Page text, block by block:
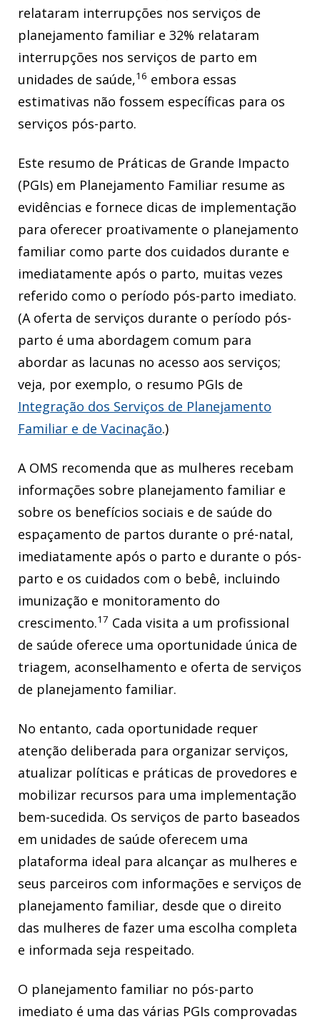
relataram interrupções nos serviços de
planejamento familiar e 32% relataram
interrupções nos serviços de parto em
unidades de saúde,16 embora essas
estimativas não fossem específicas para os
serviços pós-parto.
Este resumo de Práticas de Grande Impacto
(PGIs) em Planejamento Familiar resume as
evidências e fornece dicas de implementação
para oferecer proativamente o planejamento
familiar como parte dos cuidados durante e
imediatamente após o parto, muitas vezes
referido como o período pós-parto imediato.
(A oferta de serviços durante o período pós-
parto é uma abordagem comum para
abordar as lacunas no acesso aos serviços;
veja, por exemplo, o resumo PGIs de
Integração dos Serviços de Planejamento
Familiar e de Vacinação.)
A OMS recomenda que as mulheres recebam
informações sobre planejamento familiar e
sobre os benefícios sociais e de saúde do
espaçamento de partos durante o pré-natal,
imediatamente após o parto e durante o pós-
parto e os cuidados com o bebê, incluindo
imunização e monitoramento do
crescimento.17 Cada visita a um profissional
de saúde oferece uma oportunidade única de
triagem, aconselhamento e oferta de serviços
de planejamento familiar.
No entanto, cada oportunidade requer
atenção deliberada para organizar serviços,
atualizar políticas e práticas de provedores e
mobilizar recursos para uma implementação
bem-sucedida. Os serviços de parto baseados
em unidades de saúde oferecem uma
plataforma ideal para alcançar as mulheres e
seus parceiros com informações e serviços de
planejamento familiar, desde que o direito
das mulheres de fazer uma escolha completa
e informada seja respeitado.
O planejamento familiar no pós-parto
imediato é uma das várias PGIs comprovadas